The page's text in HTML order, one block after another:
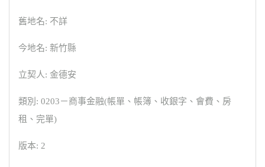
舊地名: 不詳
今地名: 新竹縣
立契人: 金德安
類別: 0203－商事金融(帳單、帳簿、收銀字、會費、房
租、完單)
版本: 2